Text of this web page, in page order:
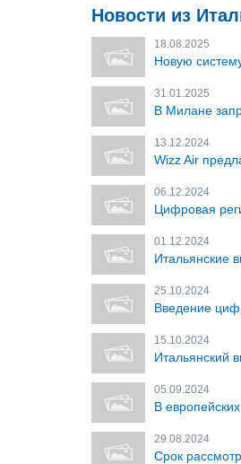
Новости из
18.08.2025
Новую
31.01.2025
В Милане
13.12.2024
Wizz Air
06.12.2024
Цифровая
01.12.2024
Итальянские
25.10.2024
Введение
15.10.2024
Итальянский
05.09.2024
В
29.08.2024
Срок